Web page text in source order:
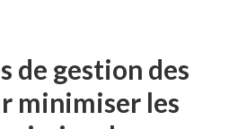
de gestion des
minimiser les⁢